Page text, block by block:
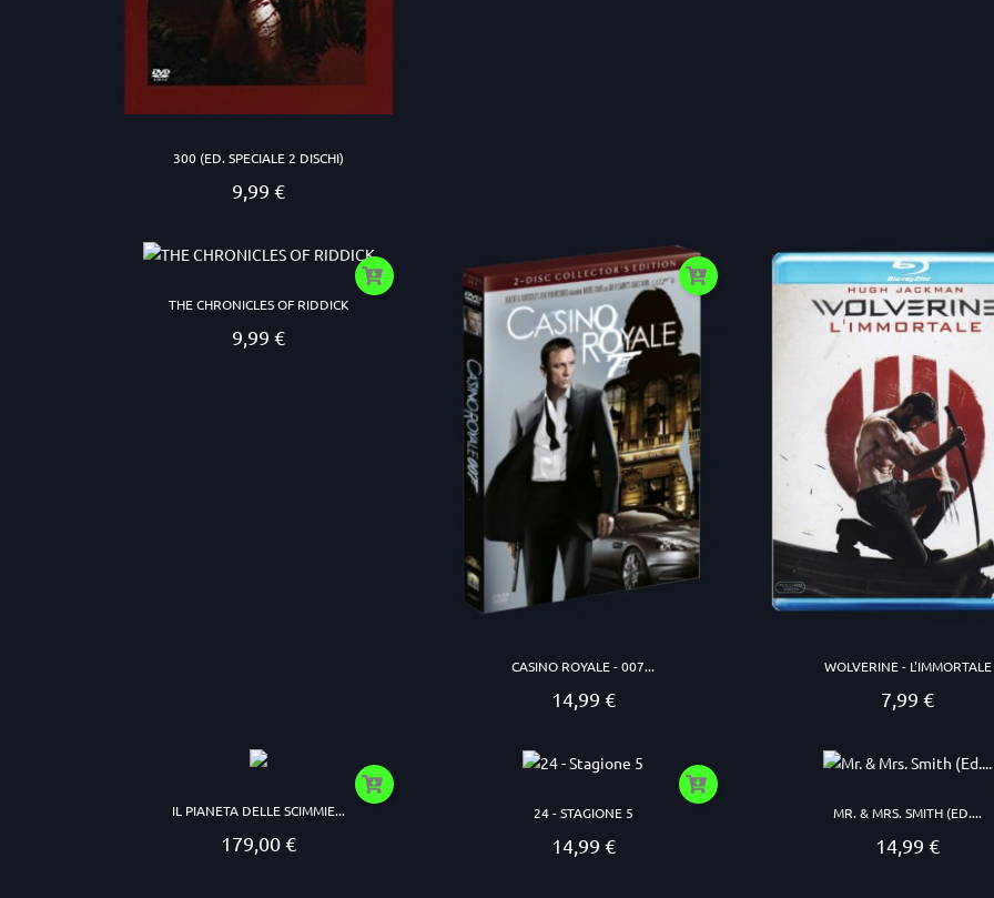
300 (ED. SPECIALE 2 DISCHI)
Prezzo
9,99 €
THE CHRONICLES OF RIDDICK
Prezzo
9,99 €
CASINO ROYALE - 007...
Prezzo
14,99 €
WOLVERINE - L'IMMORTALE
Prezzo
7,99 €
IL PIANETA DELLE SCIMMIE...
Prezzo
179,00 €
24 - STAGIONE 5
Prezzo
14,99 €
MR. & MRS. SMITH (ED....
Prezzo
14,99 €